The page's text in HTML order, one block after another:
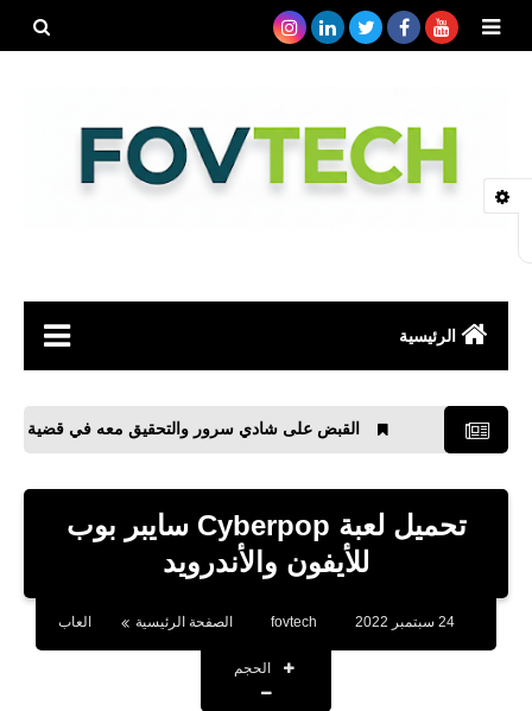
الرئيسية
رياضة
مواقع
بلوجر
القبض على شادي سرور والتحقيق معه في قضية الصفافير
تحميل لعبة Cyberpop سايبر بوب
للأيفون والأندرويد
24 سبتمبر 2022 fovtech الصفحة الرئيسية العاب
الحجم